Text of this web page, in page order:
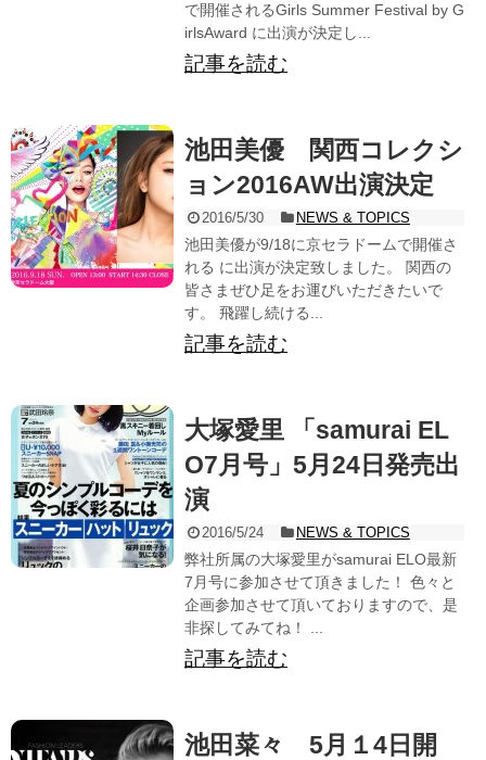
で開催されるGirls Summer Festival by G
irlsAward に出演が決定し...
記事を読む
池田美優 関西コレクシ
ョン2016AW出演決定
2016/5/30 NEWS & TOPICS
池田美優が9/18に京セラドームで開催さ
れる に出演が決定致しました。 関西の
皆さまぜひ足をお運びいただきたいで
す。 飛躍し続ける...
記事を読む
大塚愛里 「samurai EL
O7月号」5月24日発売出
演
2016/5/24 NEWS & TOPICS
弊社所属の大塚愛里がsamurai ELO最新
7月号に参加させて頂きました！ 色々と
企画参加させて頂いておりますので、是
非探してみてね！ ...
記事を読む
池田菜々 5月１4日開